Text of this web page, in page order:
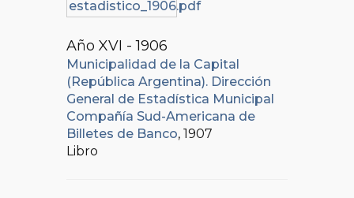
Año XVI - 1906
Municipalidad de la Capital
(República Argentina). Dirección
General de Estadística Municipal
Compañía Sud-Americana de
Billetes de Banco, 1907
Libro